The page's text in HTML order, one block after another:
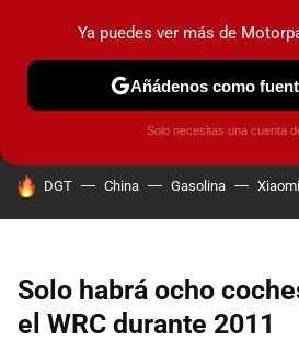
MENÚ
COCHES ELÉCTRICOS
HOY SE HABLA DE
DGT China Gasolina Xiaomi
Solo habrá ocho
el WRC durante 2011
Ya puedes ver más de
Añádenos como
Solo necesitas una cuenta